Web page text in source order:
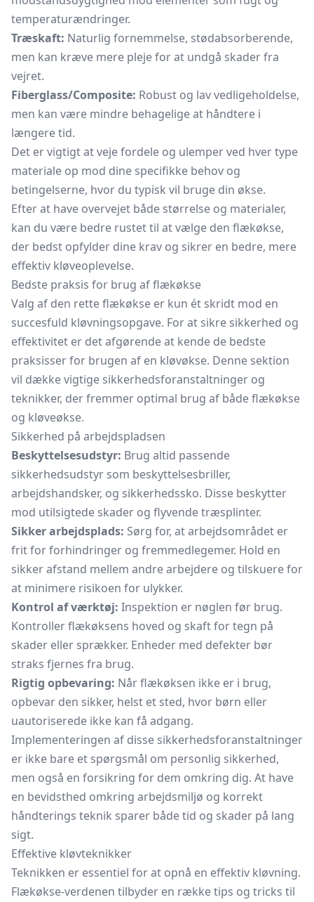
temperaturændringer.
Træskaft: Naturlig fornemmelse, stødabsorberende,
men kan kræve mere pleje for at undgå skader fra
vejret.
Fiberglass/Composite: Robust og lav vedligeholdelse,
men kan være mindre behagelige at håndtere i
længere tid.
Det er vigtigt at veje fordele og ulemper ved hver type
materiale op mod dine specifikke behov og
betingelserne, hvor du typisk vil bruge din økse.
Efter at have overvejet både størrelse og materialer,
kan du være bedre rustet til at vælge den flækøkse,
der bedst opfylder dine krav og sikrer en bedre, mere
effektiv kløveoplevelse.
Bedste praksis for brug af flækøkse
Valg af den rette flækøkse er kun ét skridt mod en
succesfuld kløvningsopgave. For at sikre sikkerhed og
effektivitet er det afgørende at kende de bedste
praksisser for brugen af en kløvøkse. Denne sektion
vil dække vigtige sikkerhedsforanstaltninger og
teknikker, der fremmer optimal brug af både flækøkse
og kløveøkse.
Sikkerhed på arbejdspladsen
Beskyttelsesudstyr: Brug altid passende
sikkerhedsudstyr som beskyttelsesbriller,
arbejdshandsker, og sikkerhedssko. Disse beskytter
mod utilsigtede skader og flyvende træsplinter.
Sikker arbejdsplads: Sørg for, at arbejdsområdet er
frit for forhindringer og fremmedlegemer. Hold en
sikker afstand mellem andre arbejdere og tilskuere for
at minimere risikoen for ulykker.
Kontrol af værktøj: Inspektion er nøglen før brug.
Kontroller flækøksens hoved og skaft for tegn på
skader eller sprækker. Enheder med defekter bør
straks fjernes fra brug.
Rigtig opbevaring: Når flækøksen ikke er i brug,
opbevar den sikker, helst et sted, hvor børn eller
uautoriserede ikke kan få adgang.
Implementeringen af disse sikkerhedsforanstaltninger
er ikke bare et spørgsmål om personlig sikkerhed,
men også en forsikring for dem omkring dig. At have
en bevidsthed omkring arbejdsmiljø og korrekt
håndterings teknik sparer både tid og skader på lang
sigt.
Effektive kløvteknikker
Teknikken er essentiel for at opnå en effektiv kløvning.
Flækøkse-verdenen tilbyder en række tips og tricks til